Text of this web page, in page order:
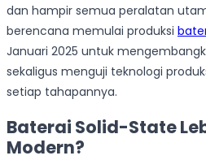
dan hampir semua peralatan
berencana memulai produksi
Januari 2025 untuk
sekaligus menguji teknologi
setiap tahapannya.
Baterai Solid-State
Modern?